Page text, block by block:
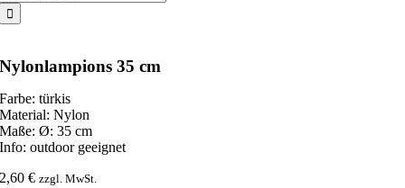
Nylonlampions 35 cm
Farbe: türkis
Material: Nylon
Maße: Ø: 35 cm
Info: outdoor geeignet
2,60€ zzgl. MwSt.